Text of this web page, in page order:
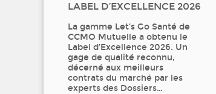
LABEL D’EXCELLENCE 2026
La gamme Let’s Go Santé de
CCMO Mutuelle a obtenu le
Label d’Excellence 2026. Un
gage de qualité reconnu,
décerné aux meilleurs
contrats du marché par les
experts des Dossiers…